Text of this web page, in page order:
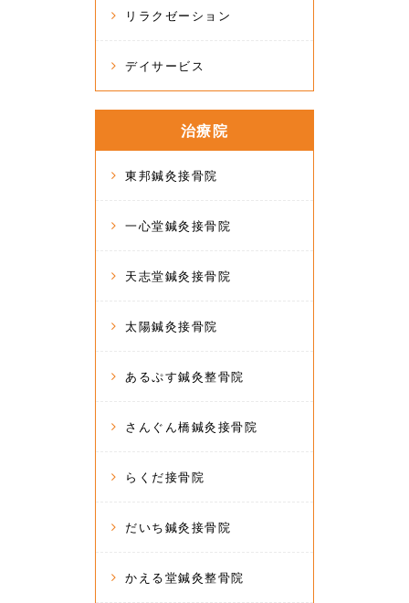
リラクゼーション
デイサービス
治療院
東邦鍼灸接骨院
一心堂鍼灸接骨院
天志堂鍼灸接骨院
太陽鍼灸接骨院
あるぷす鍼灸整骨院
さんぐん橋鍼灸接骨院
らくだ接骨院
だいち鍼灸接骨院
かえる堂鍼灸整骨院